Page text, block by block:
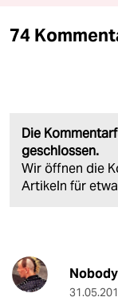
74
Die
geschlossen.
Wir öffnen die
Artikeln für